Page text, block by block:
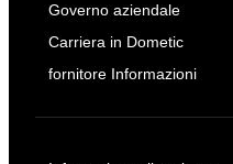
Governo aziendale
Carriera in Dometic
fornitore Informazioni